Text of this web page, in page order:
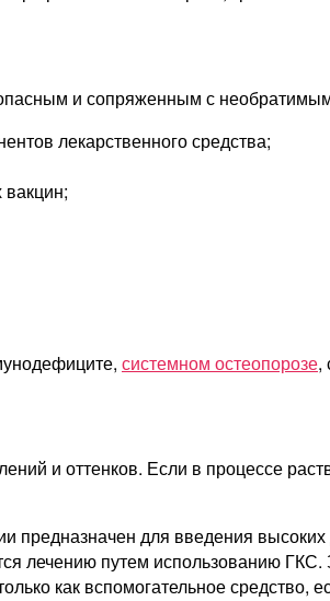
и сопряженным с
лекарственного средства;
системном остеопорозе,
и оттенков. Если в процессе
для введения
лечению путем использованию
как вспомогательное средство,